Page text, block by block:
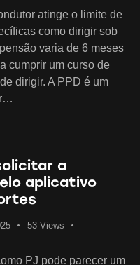
atinge o limite de
como dirigir sob
varia de 6 meses
cumprir um curso de
dirigir. A PPD é um
a
aplicativo
53 Views
PJ pode parecer um